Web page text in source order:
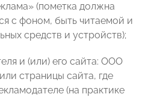
(пометка должна
с фоном, быть читаемой и
средств и устройств);
и (или) его сайта: ООО
страницы сайта, где
(на практике